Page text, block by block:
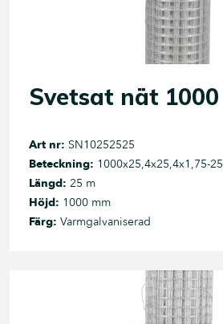
Svetsat nät 1000
Art nr: SN10252525
Beteckning: 1000x25,4x25,4x1,75-25
Längd: 25 m
Höjd: 1000 mm
Färg: Varmgalvaniserad